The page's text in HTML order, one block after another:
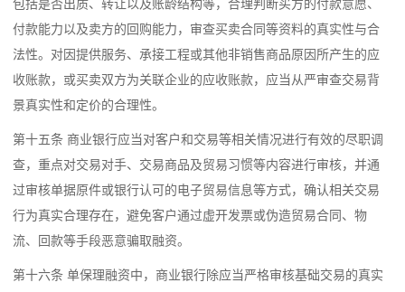
包括是否出质、转让以及账龄结构等，合理判断买方的付款意愿、
付款能力以及卖方的回购能力，审查买卖合同等资料的真实性与合
法性。对因提供服务、承接工程或其他非销售商品原因所产生的应
收账款，或买卖双方为关联企业的应收账款，应当从严审查交易背
景真实性和定价的合理性。
第十五条 商业银行应当对客户和交易等相关情况进行有效的尽职调
查，重点对交易对手、交易商品及贸易习惯等内容进行审核，并通
过审核单据原件或银行认可的电子贸易信息等方式，确认相关交易
行为真实合理存在，避免客户通过虚开发票或伪造贸易合同、物
流、回款等手段恶意骗取融资。
第十六条 单保理融资中，商业银行除应当严格审核基础交易的真实